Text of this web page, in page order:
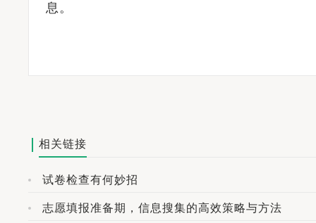
息。
相关链接
试卷检查有何妙招
志愿填报准备期，信息搜集的高效策略与方法